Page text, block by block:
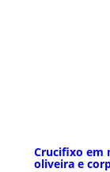
Crucifixo em
oliveira e